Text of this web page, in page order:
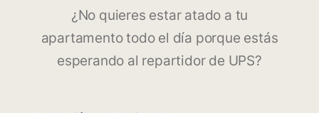
¿No quieres estar atado a tu
apartamento todo el día porque estás
esperando al repartidor de UPS?